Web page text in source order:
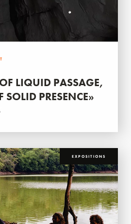
LIQUID PASSAGE,
SOLID PRESENCE»
EXPOSITIONS